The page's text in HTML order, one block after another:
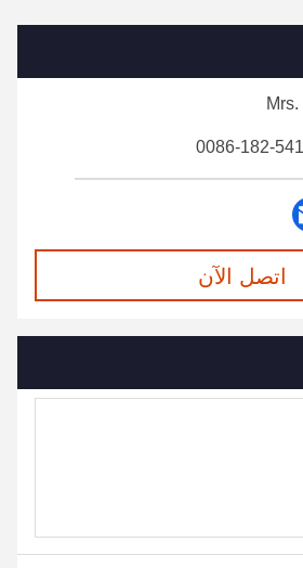
0086-182-
اتصل الآن